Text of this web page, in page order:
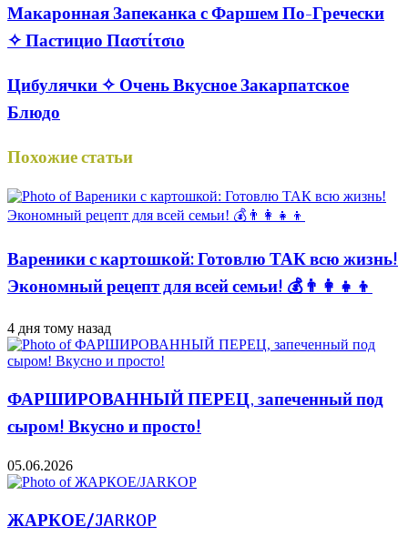
Макаронная Запеканка с Фаршем По-Гречески
✧ Пастицио Παστίτσιο
Цибулячки ✧ Очень Вкусное Закарпатское
Блюдо
Похожие статьи
Вареники с картошкой: Готовлю ТАК всю жизнь!
Экономный рецепт для всей семьи! 💰👨👩👧👦
4 дня тому назад
ФАРШИРОВАННЫЙ ПЕРЕЦ, запеченный под
сыром! Вкусно и просто!
05.06.2026
ЖАРКОЕ/JARKOP